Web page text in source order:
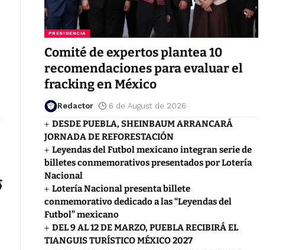
PRESIDENCIA
Comité de expertos plantea 10
recomendaciones para evaluar el
fracking en México
Redactor 6 de August de 2026
DESDE PUEBLA, SHEINBAUM ARRANCARÁ
JORNADA DE REFORESTACIÓN
Leyendas del Futbol mexicano integran serie de
billetes conmemorativos presentados por Lotería
Nacional
Lotería Nacional presenta billete
conmemorativo dedicado a las “Leyendas del
Futbol” mexicano
DEL 9 AL 12 DE MARZO, PUEBLA RECIBIRÁ EL
TIANGUIS TURÍSTICO MÉXICO 2027